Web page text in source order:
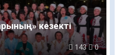
кезекті
143 0